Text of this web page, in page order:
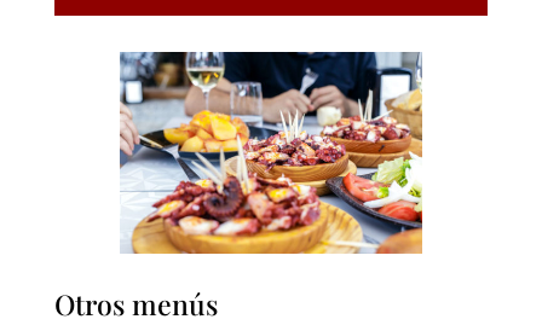
Otros menús